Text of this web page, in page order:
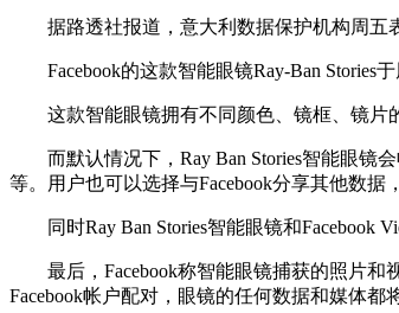
据路透社报道，意大利数据保护机构周五表
Facebook的这款智能眼镜Ray-Ban Stories于
这款智能眼镜拥有不同颜色、镜框、镜片的
而默认情况下，Ray Ban Stories智能眼镜会
等。用户也可以选择与Facebook分享其他数
同时Ray Ban Stories智能眼镜和Facebook
最后，Facebook称智能眼镜捕获的照片和
Facebook帐户配对，眼镜的任何数据和媒体都